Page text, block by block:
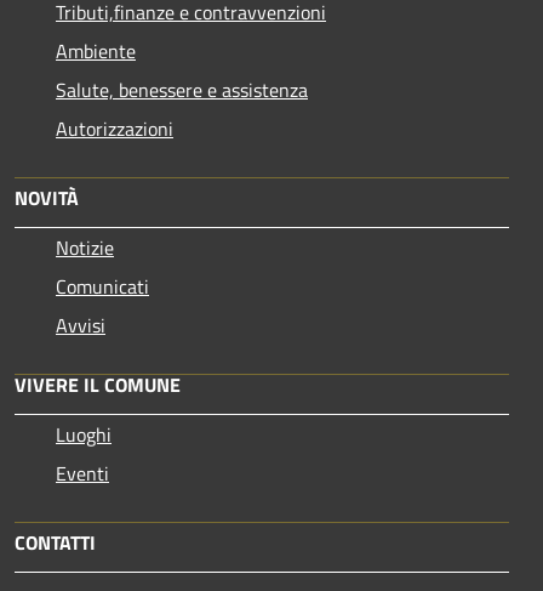
Tributi,finanze e contravvenzioni
Ambiente
Salute, benessere e assistenza
Autorizzazioni
NOVITÀ
Notizie
Comunicati
Avvisi
VIVERE IL COMUNE
Luoghi
Eventi
CONTATTI